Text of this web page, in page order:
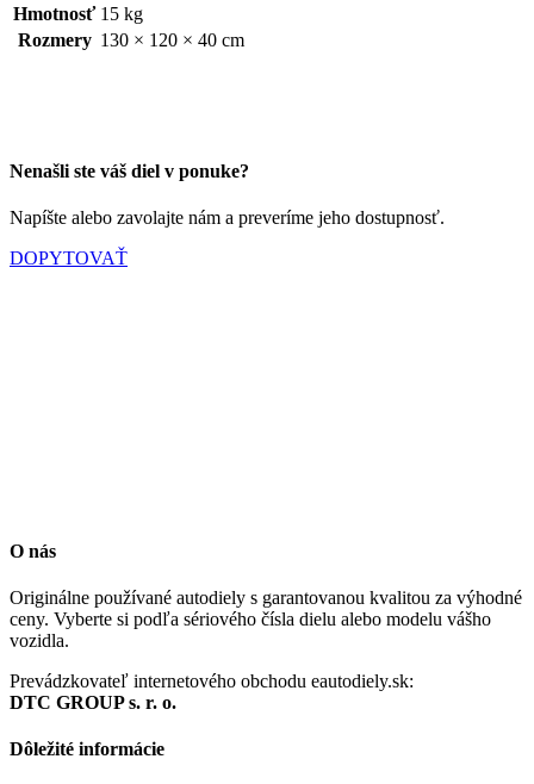
Hmotnosť 15 kg
Rozmery 130 × 120 × 40 cm
Nenašli ste váš diel v ponuke?
Napíšte alebo zavolajte nám a preveríme jeho dostupnosť.
DOPYTOVAŤ
O nás
Originálne používané autodiely s garantovanou kvalitou za výhodné
ceny. Vyberte si podľa sériového čísla dielu alebo modelu vášho
vozidla.
Prevádzkovateľ internetového obchodu eautodiely.sk:
DTC GROUP s. r. o.
Dôležité informácie